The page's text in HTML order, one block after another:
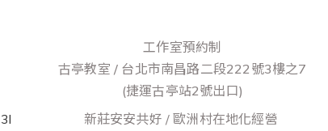
工作室預約制
古亭教室 / 台北市南昌路二段222號3樓之7
(捷運古亭站2號出口)
新莊安安共好 / 歐洲村在地化經營